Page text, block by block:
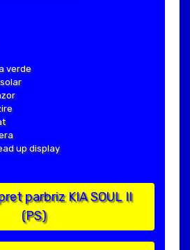
verde
up display
parbriz KIA SOUL II
(PS)